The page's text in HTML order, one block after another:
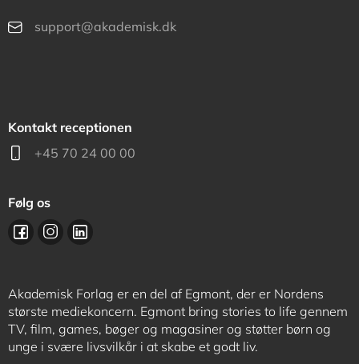
support@akademisk.dk
Kontakt receptionen
+45 70 24 00 00
Følg os
Akademisk Forlag er en del af Egmont, der er Nordens
største mediekoncern. Egmont bring stories to life gennem
TV, film, games, bøger og magasiner og støtter børn og
unge i svære livsvilkår i at skabe et godt liv.